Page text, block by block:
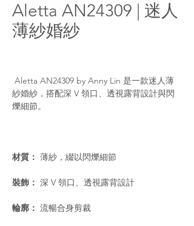
Aletta AN24309 | 迷人
薄紗婚紗
Aletta AN24309 by Anny Lin 是一款迷人薄
紗婚紗，搭配深 V 領口、透視露背設計與閃
爍細節。
材質： 薄紗，綴以閃爍細節
裝飾： 深 V 領口、透視露背設計
輪廓： 流暢合身剪裁